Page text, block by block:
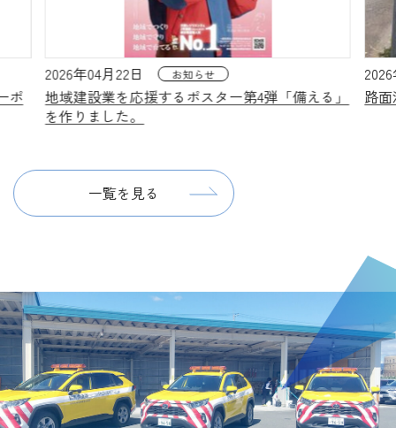
するポスター第4弾「備える」
お知らせ
路面清掃を行いました（前
2026年08月07日 道路清掃
一覧を見る